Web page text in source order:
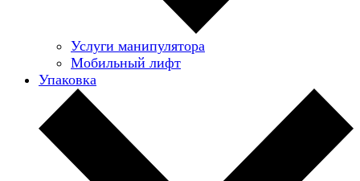
Услуги манипулятора
Мобильный лифт
Упаковка